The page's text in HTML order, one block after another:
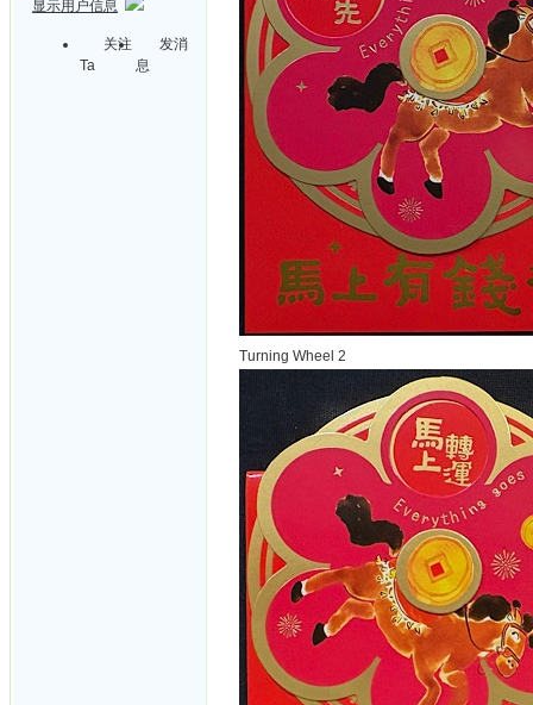
显示用户信息
关注
Ta
发消
息
Turning Wheel 2